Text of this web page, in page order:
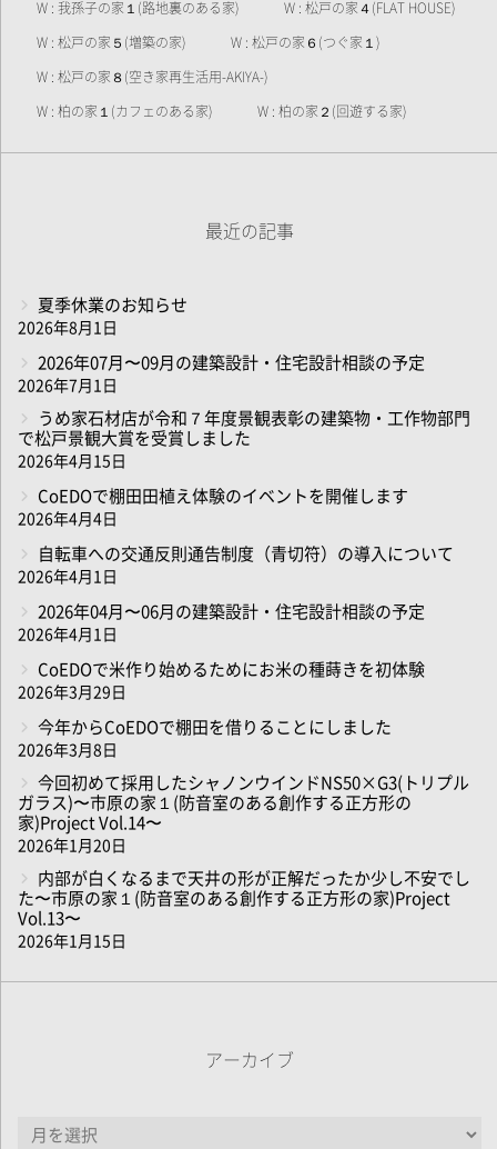
W : 我孫子の家１(路地裏のある家) W : 松戸の家４(FLAT HOUSE)
W : 松戸の家５(増築の家) W : 松戸の家６(つぐ家１)
W : 松戸の家８(空き家再生活用-AKIYA-)
W : 柏の家１(カフェのある家) W : 柏の家２(回遊する家)
最近の記事
夏季休業のお知らせ
2026年8月1日
2026年07月〜09月の建築設計・住宅設計相談の予定
2026年7月1日
うめ家石材店が令和７年度景観表彰の建築物・工作物部門
で松戸景観大賞を受賞しました
2026年4月15日
CoEDOで棚田田植え体験のイベントを開催します
2026年4月4日
自転車への交通反則通告制度（青切符）の導入について
2026年4月1日
2026年04月〜06月の建築設計・住宅設計相談の予定
2026年4月1日
CoEDOで米作り始めるためにお米の種蒔きを初体験
2026年3月29日
今年からCoEDOで棚田を借りることにしました
2026年3月8日
今回初めて採用したシャノンウインドNS50×G3(トリプル
ガラス)〜市原の家１(防音室のある創作する正方形の
家)Project Vol.14〜
2026年1月20日
内部が白くなるまで天井の形が正解だったか少し不安でし
た〜市原の家１(防音室のある創作する正方形の家)Project
Vol.13〜
2026年1月15日
アーカイブ